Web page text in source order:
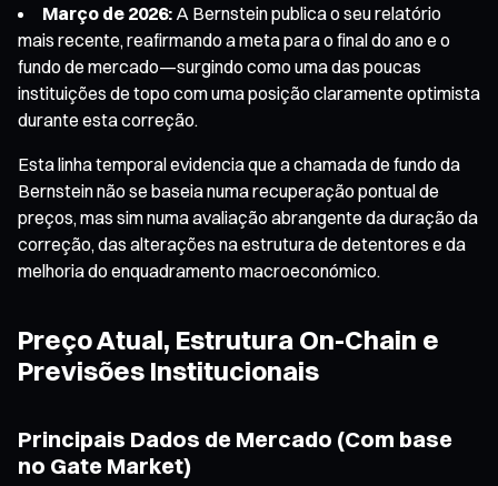
Março de 2026: A Bernstein publica o seu relatório
mais recente, reafirmando a meta para o final do ano e o
fundo de mercado—surgindo como uma das poucas
instituições de topo com uma posição claramente optimista
durante esta correção.
Esta linha temporal evidencia que a chamada de fundo da
Bernstein não se baseia numa recuperação pontual de
preços, mas sim numa avaliação abrangente da duração da
correção, das alterações na estrutura de detentores e da
melhoria do enquadramento macroeconómico.
Preço Atual, Estrutura On-Chain e
Previsões Institucionais
Principais Dados de Mercado (Com base
no Gate Market)